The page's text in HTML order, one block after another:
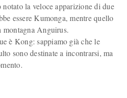
la veloce apparizione di due
essere Kumonga, mentre quello
montagna Anguirus.
è Kong: sappiamo già che le
sono destinate a incontrarsi, ma